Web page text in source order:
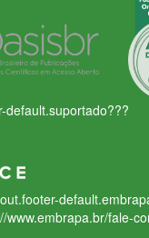
default.suportado???
www.embrapa.br/fale-